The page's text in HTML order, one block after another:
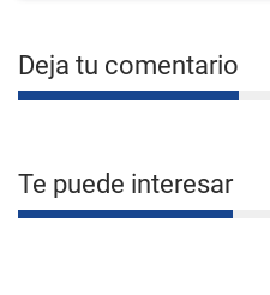
Deja tu comentario
Te puede interesar